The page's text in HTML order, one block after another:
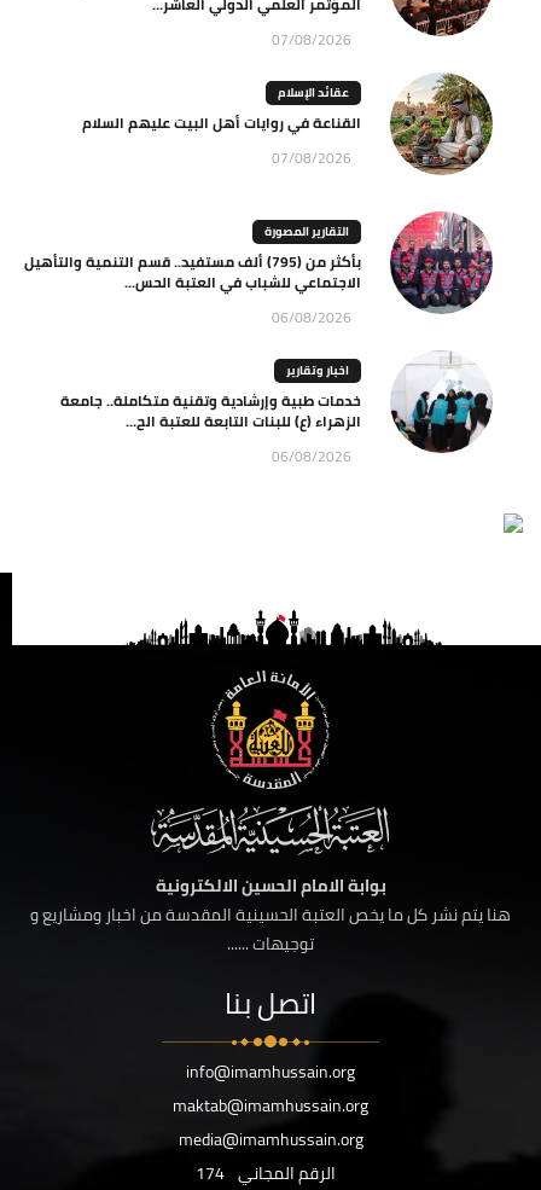
07/08/2026
عقائد الإسلام
القناعة في روايات أهل البيت عليهم السلام
07/08/2026
التقارير المصورة
بأكثر من (795) ألف مستفيد.. قسم التنمية والتأهيل
الاجتماعي للشباب في العتبة الحس...
06/08/2026
اخبار وتقارير
خدمات طبية وإرشادية وتقنية متكاملة.. جامعة
الزهراء (ع) للبنات التابعة للعتبة الح...
06/08/2026
بوابة الامام الحسين الالكترونية
هنا يتم نشر كل ما يخص العتبة الحسينية المقدسة من اخبار ومشاريع و
توجيهات ......
اتصل بنا
info@imamhussain.org
maktab@imamhussain.org
media@imamhussain.org
الرقم المجاني 174